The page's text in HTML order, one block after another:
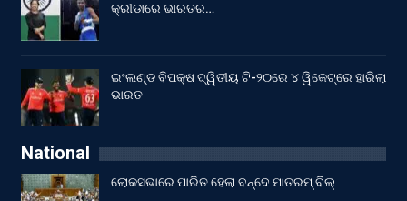
କ୍ରୀଡାରେ ଭାରତର…
ଇଂଲଣ୍ଡ ବିପକ୍ଷ ଦ୍ୱିତୀୟ ଟି-୨୦ରେ ୪ ୱିକେଟ୍‌ରେ ହାରିଲା
ଭାରତ
National
ଲୋକସଭାରେ ପାରିତ ହେଲା ବନ୍ଦେ ମାତରମ୍‌ ବିଲ୍‌